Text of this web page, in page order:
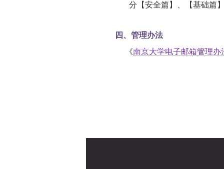
分【安全篇】、【基础篇】
四、管理办法
《南京大学电子邮箱管理办